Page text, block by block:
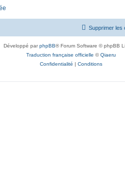
Supprimer les
Développé parphpBB® Forum Software © phpBB
Traduction française officielle ©Qiaeru
Confidentialité | Conditions